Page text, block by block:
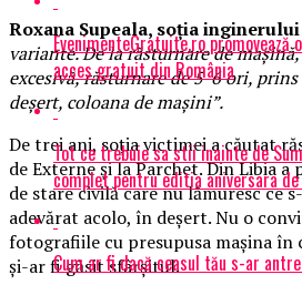
Roxana Supeala, soția
variante. De la răsturnare de
excesivă, răsturnare de 5-6 ori,
deşert, coloana de maşini”.
De trei ani, soţia victimei a căutat
de Externe şi la Parchet. Din Libia
de stare civilă care nu lămuresc ce
adevărat acolo, în deşert. Nu o
fotografiile cu presupusa maşina
şi-ar fi găsit sfârşitul.
EvenimenteGratuite.ro promovează
acces gratuit din România
Tot ce trebuie sa stii inainte de
complet pentru editia aniversara de
Cum ar fi dacă ceasul tău s-ar